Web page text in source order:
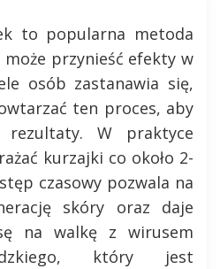
to popularna metoda
przynieść efekty w
osób zastanawia się,
ten proces, aby
rezultaty. W praktyce
kurzajki co około 2-
czasowy pozwala na
skóry oraz daje
na walkę z wirusem
który jest